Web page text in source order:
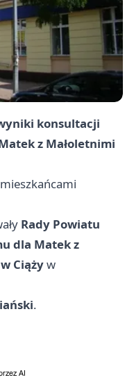
konsultacji
z Małoletnimi
Rady Powiatu
dla Matek z
Ciążyw
.